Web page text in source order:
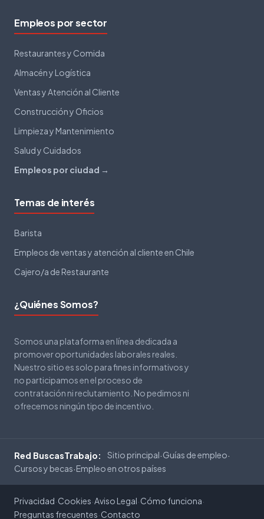
Empleos por sector
Restaurantes y Comida
Almacén y Logística
Ventas y Atención al Cliente
Construcción y Oficios
Limpieza y Mantenimiento
Salud y Cuidados
Empleos por ciudad →
Temas de interés
Barista
Empleos de ventas y atención al cliente en Chile
Cajero/a de Restaurante
¿Quiénes Somos?
Somos una plataforma en línea dedicada a
promover oportunidades laborales reales.
Nuestro sitio es solo para fines informativos y
no participamos en el proceso de
contratación ni reclutamiento. No pedimos ni
ofrecemos ningún tipo de incentivo.
Red BuscasTrabajo: Sitio principal·Guías de empleo·
Cursos y becas·Empleo en otros países
Privacidad·Cookies·Aviso Legal·Cómo funciona·
Preguntas frecuentes·Contacto